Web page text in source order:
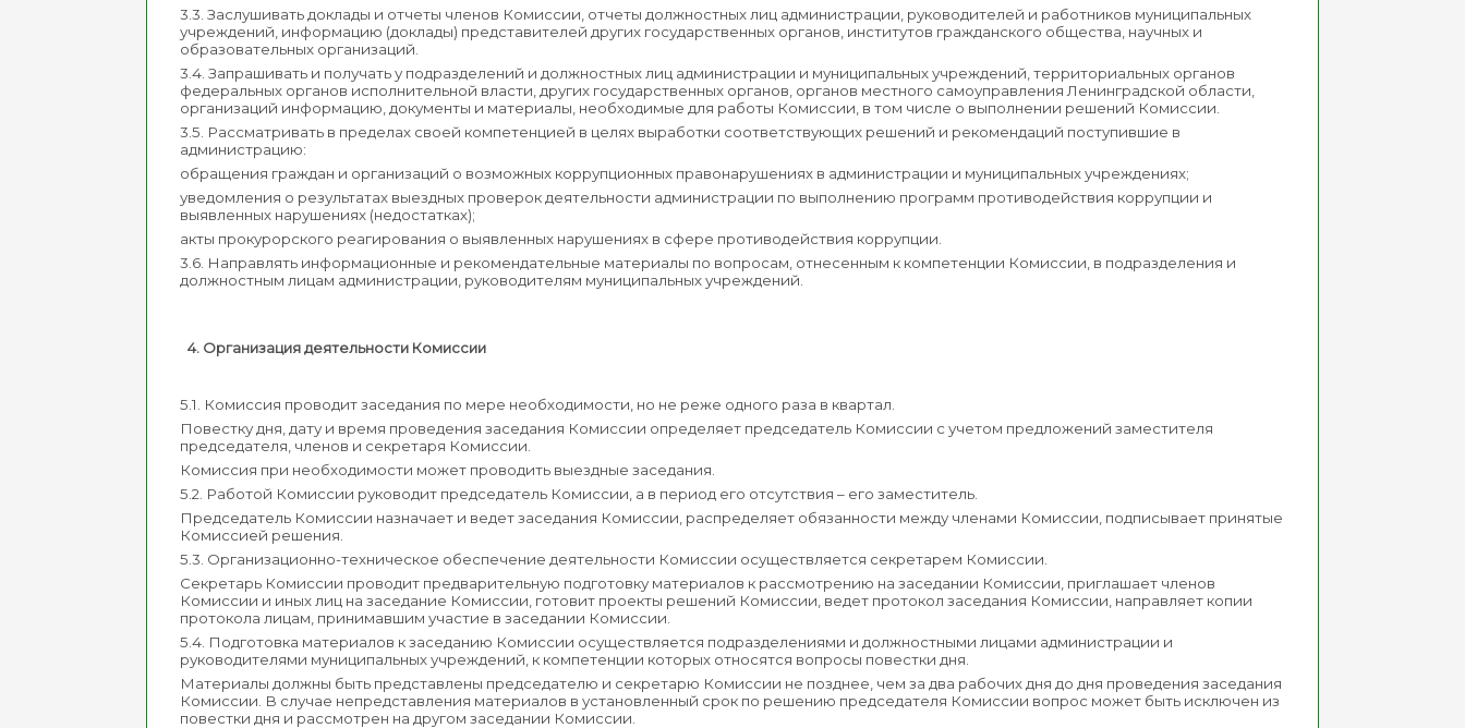
3.3. Заслушивать доклады и отчеты членов Комиссии, отчеты должностных лиц администрации, руководителей и работников муниципальных
учреждений, информацию (доклады) представителей других государственных органов, институтов гражданского общества, научных и
образовательных организаций.
3.4. Запрашивать и получать у подразделений и должностных лиц администрации и муниципальных учреждений, территориальных органов
федеральных органов исполнительной власти, других государственных органов, органов местного самоуправления Ленинградской области,
организаций информацию, документы и материалы, необходимые для работы Комиссии, в том числе о выполнении решений Комиссии.
3.5. Рассматривать в пределах своей компетенцией в целях выработки соответствующих решений и рекомендаций поступившие в
администрацию:
обращения граждан и организаций о возможных коррупционных правонарушениях в администрации и муниципальных учреждениях;
уведомления о результатах выездных проверок деятельности администрации по выполнению программ противодействия коррупции и
выявленных нарушениях (недостатках);
акты прокурорского реагирования о выявленных нарушениях в сфере противодействия коррупции.
3.6. Направлять информационные и рекомендательные материалы по вопросам, отнесенным к компетенции Комиссии, в подразделения и
должностным лицам администрации, руководителям муниципальных учреждений.
4. Организация деятельности Комиссии
5.1. Комиссия проводит заседания по мере необходимости, но не реже одного раза в квартал.
Повестку дня, дату и время проведения заседания Комиссии определяет председатель Комиссии с учетом предложений заместителя
председателя, членов и секретаря Комиссии.
Комиссия при необходимости может проводить выездные заседания.
5.2. Работой Комиссии руководит председатель Комиссии, а в период его отсутствия – его заместитель.
Председатель Комиссии назначает и ведет заседания Комиссии, распределяет обязанности между членами Комиссии, подписывает принятые
Комиссией решения.
5.3. Организационно-техническое обеспечение деятельности Комиссии осуществляется секретарем Комиссии.
Секретарь Комиссии проводит предварительную подготовку материалов к рассмотрению на заседании Комиссии, приглашает членов
Комиссии и иных лиц на заседание Комиссии, готовит проекты решений Комиссии, ведет протокол заседания Комиссии, направляет копии
протокола лицам, принимавшим участие в заседании Комиссии.
5.4. Подготовка материалов к заседанию Комиссии осуществляется подразделениями и должностными лицами администрации и
руководителями муниципальных учреждений, к компетенции которых относятся вопросы повестки дня.
Материалы должны быть представлены председателю и секретарю Комиссии не позднее, чем за два рабочих дня до дня проведения заседания
Комиссии. В случае непредставления материалов в установленный срок по решению председателя Комиссии вопрос может быть исключен из
повестки дня и рассмотрен на другом заседании Комиссии.